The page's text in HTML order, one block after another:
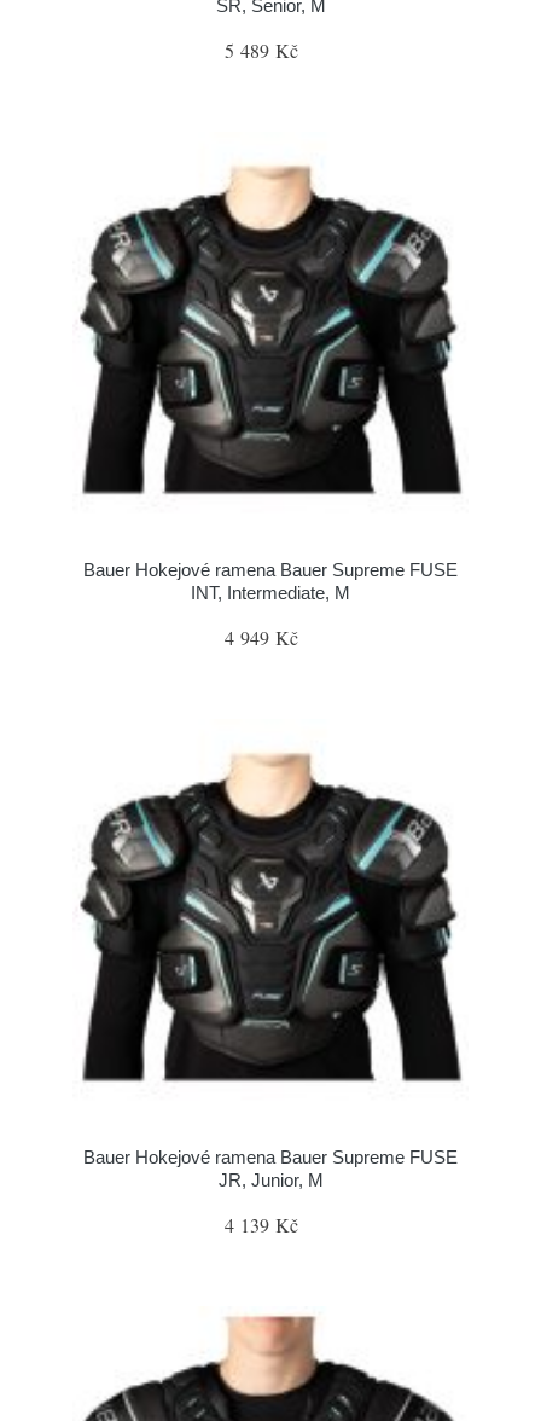
SR, Senior, M
5 489 Kč
Bauer Hokejové ramena Bauer Supreme FUSE
INT, Intermediate, M
4 949 Kč
Bauer Hokejové ramena Bauer Supreme FUSE
JR, Junior, M
4 139 Kč